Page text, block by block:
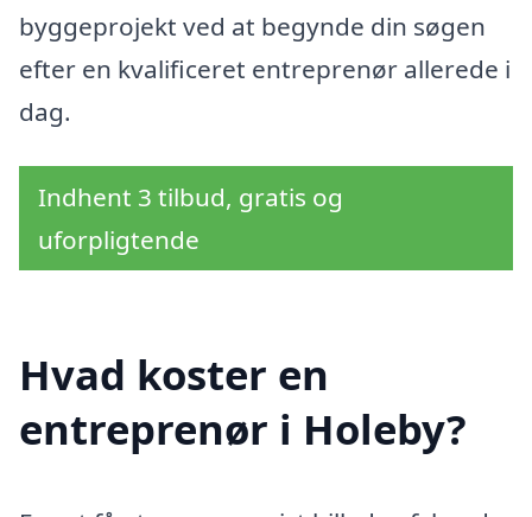
byggeprojekt ved at begynde din søgen
efter en kvalificeret entreprenør allerede i
dag.
Indhent 3 tilbud, gratis og
uforpligtende
Hvad koster en
entreprenør i Holeby?